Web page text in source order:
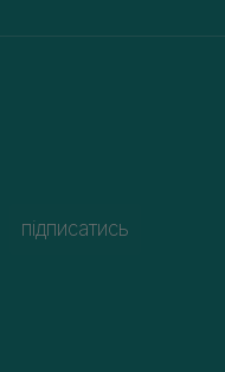
підписатись